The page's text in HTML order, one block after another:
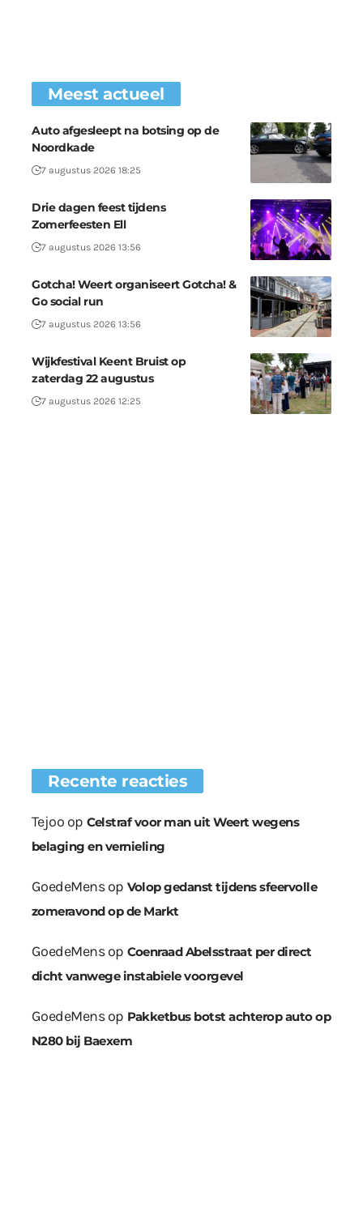
Meest actueel
Auto afgesleept na botsing op de
Noordkade
7 augustus 2026 18:25
Drie dagen feest tijdens
Zomerfeesten Ell
7 augustus 2026 13:56
Gotcha! Weert organiseert Gotcha! &
Go social run
7 augustus 2026 13:56
Wijkfestival Keent Bruist op
zaterdag 22 augustus
7 augustus 2026 12:25
Recente reacties
Tejoo op Celstraf voor man uit Weert wegens
belaging en vernieling
GoedeMensop Volop gedanst tijdens sfeervolle
zomeravond op de Markt
GoedeMensop Coenraad Abelsstraat per direct
dicht vanwege instabiele voorgevel
GoedeMensop Pakketbus botst achterop auto op
N280 bij Baexem